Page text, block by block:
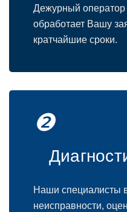
Дежурный оператор
обработает Вашу
кратчайшие сроки.
❷
Наши специалисты
неисправности,